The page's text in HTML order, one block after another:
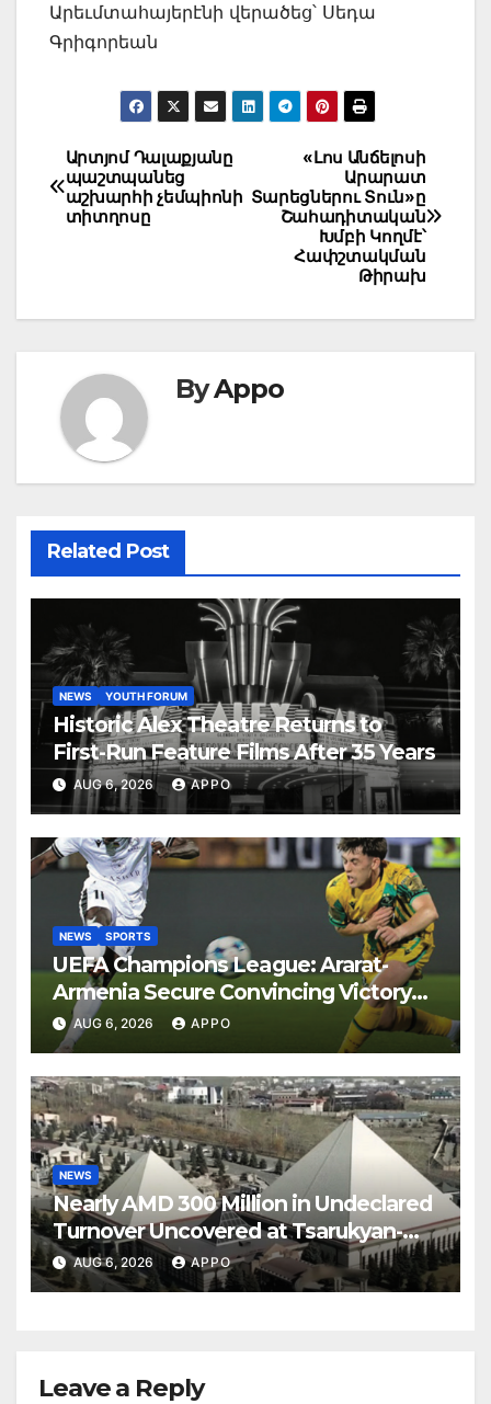
Արեւմտահայերէնի վերածեց՝ Սեդա
Գրիգորեան
Post
navigation
«Լոս Անճելոսի
Արարատ
Տարեցներու Տուն»ը
Շահադիտական
Խմբի Կողմէ՝
Հափշտակման
Թիրախ
Արտյոմ Դալաքյանը
պաշտպանեց
աշխարհի չեմպիոնի
տիտղոսը
ByAppo
Related Post
NEWS YOUTH FORUM
Historic Alex Theatre Returns to
First-Run Feature Films After 35 Years
AUG 6, 2026 APPO
NEWS SPORTS
UEFA Champions League: Ararat-
Armenia Secure Convincing Victory
Over Shamrock Rovers 2-0
AUG 6, 2026 APPO
NEWS
Nearly AMD 300 Million in Undeclared
Turnover Uncovered at Tsarukyan-
Owned Entertainment Center
AUG 6, 2026 APPO
Leave a Reply